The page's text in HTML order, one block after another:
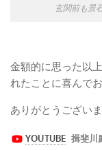
玄関前も景
金額的に思った以
れたことに喜んで
ありがとうございま